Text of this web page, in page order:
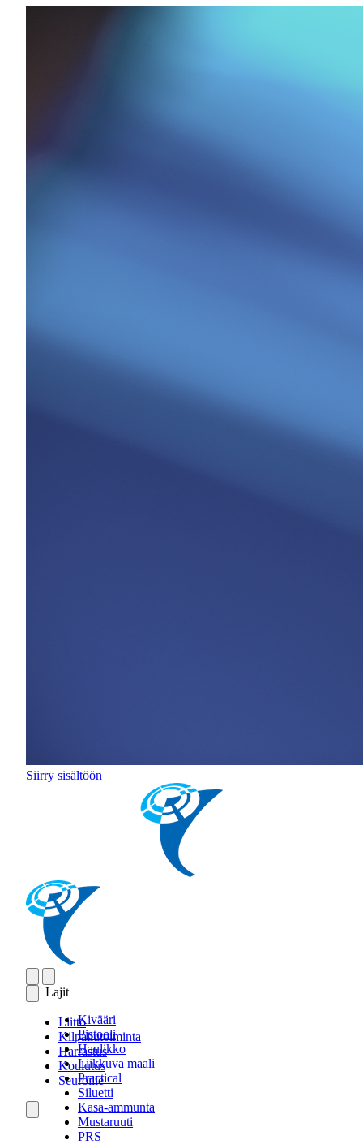
Siirry sisältöön
Lajit
Kivääri
Pistooli
Haulikko
Liikkuva maali
Practical
Siluetti
Kasa-ammunta
Mustaruuti
PRS
Liitto
Kilpailutoiminta
Harrastus
Koulutus
Seuroille